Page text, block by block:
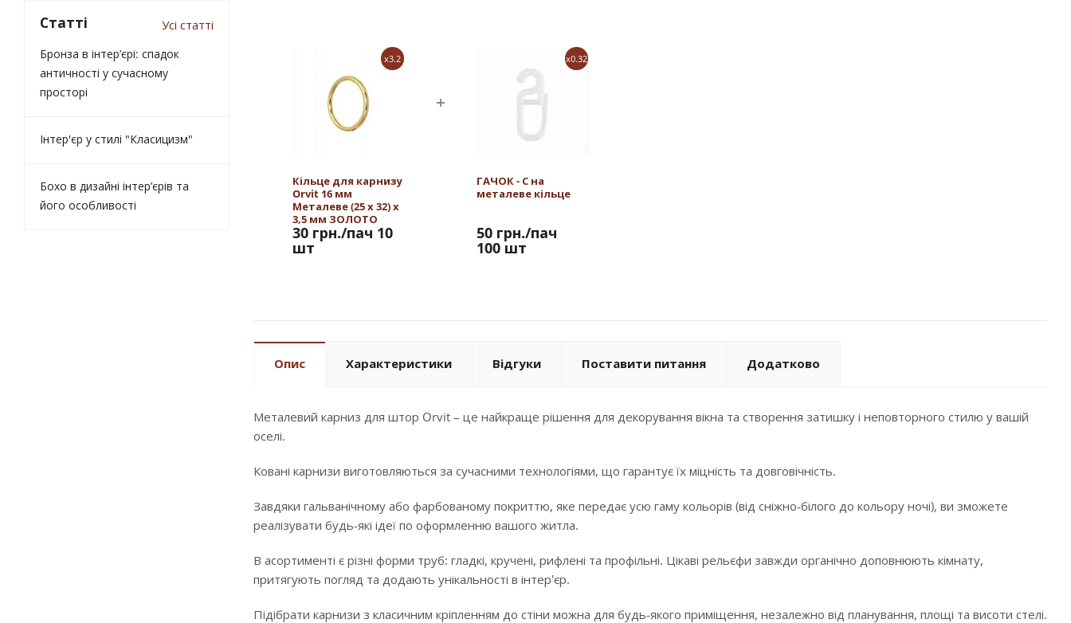
x3.2
Кільце для карнизу
Orvit 16 мм
Металеве (25 х 32) х
3,5 мм ЗОЛОТО
30 грн./пач 10
шт
x0.32
ГАЧОК - С на
металеве кільце
50 грн./пач
100 шт
Опис Характеристики Відгуки Поставити питання Додатково
Металевий карниз для штор Orvit – це найкраще рішення для декорування вікна та створення затишку і неповторного стилю у вашій
оселі.
Ковані карнизи виготовляються за сучасними технологіями, що гарантує їх міцність та довговічність.
Завдяки гальванічному або фарбованому покриттю, яке передає усю гаму кольорів (від сніжно-білого до кольору ночі), ви зможете
реалізувати будь-які ідеї по оформленню вашого житла.
В асортименті є різні форми труб: гладкі, кручені, рифлені та профільні. Цікаві рельєфи завжди органічно доповнюють кімнату,
притягують погляд та додають унікальності в інтер'єр.
Підібрати карнизи з класичним кріпленням до стіни можна для будь-якого приміщення, незалежно від планування, площі та висоти стелі.
Статті Усі статті
Бронза в інтер’єрі: спадок
античності у сучасному
просторі
Інтер'єр у стилі "Класицизм"
Бохо в дизайні інтер’єрів та
його особливості